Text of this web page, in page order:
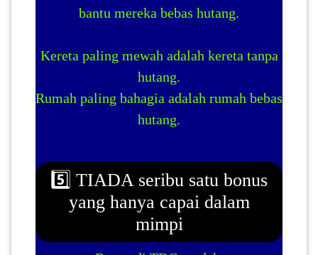
bantu mereka bebas hutang.
Kereta paling mewah adalah kereta tanpa
hutang.
Rumah paling bahagia adalah rumah bebas
hutang.
5️⃣ TIADA seribu satu bonus
yang hanya capai dalam
mimpi